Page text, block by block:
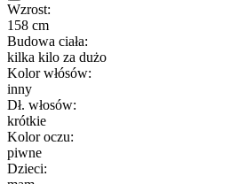
Wzrost:
158 cm
Budowa ciała:
kilka kilo za dużo
Kolor włósów:
inny
Dł. włosów:
krótkie
Kolor oczu:
piwne
Dzieci: